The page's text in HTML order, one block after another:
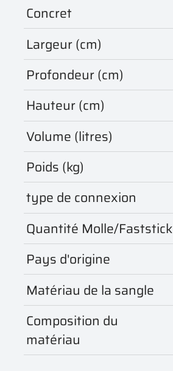
Concret
Largeur (cm)
Profondeur (cm)
Hauteur (cm)
Volume (litres)
Poids (kg)
type de connexion
Quantité Molle/Faststick
Pays d'origine
Matériau de la sangle
Composition du
matériau